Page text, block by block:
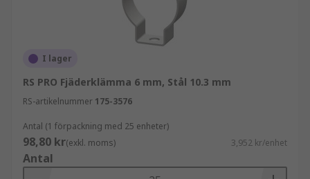
I lager
RS PRO Fjäderklämma 6 mm, Stål 10.3 mm
RS-artikelnummer 175-3576
Antal (1 förpackning med 25 enheter)
98,80 kr(exkl. moms) 3,952 kr/enhet
Antal